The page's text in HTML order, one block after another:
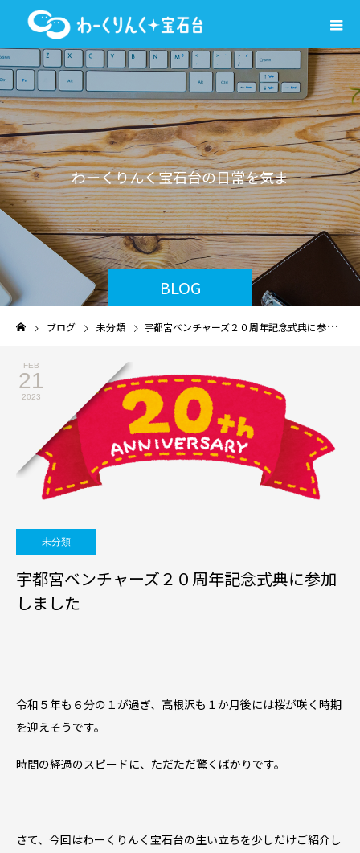
BLOG
わーくりんく宝石台の日常を気ままに綴りま
ブログ 未分類 宇都宮ベンチャーズ２０周年記念式典に参加しました
FEB
21
2023
未分類
宇都宮ベンチャーズ２０周年記念式典に参加
しました
令和５年も６分の１が過ぎ、高根沢も１か月後には桜が咲く時期
を迎えそうです。
時間の経過のスピードに、ただただ驚くばかりです。
さて、今回はわーくりんく宝石台の生い立ちを少しだけご紹介し